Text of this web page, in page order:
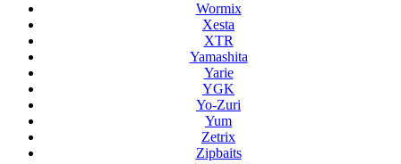
Wormix
Xesta
XTR
Yamashita
Yarie
YGK
Yo-Zuri
Yum
Zetrix
Zipbaits